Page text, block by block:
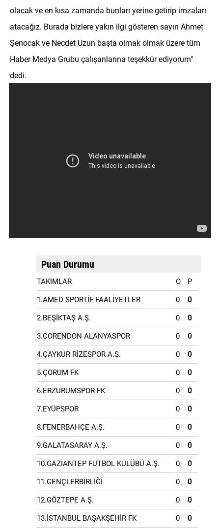
olacak ve en kısa zamanda bunları yerine getirip imzaları
atacağız. Burada bizlere yakın ilgi gösteren sayın Ahmet
Şenocak ve Necdet Uzun başta olmak olmak üzere tüm
Haber Medya Grubu çalışanlarına teşekkür ediyorum"
dedi.
Puan Durumu
TAKIMLAR O P
1.AMED SPORTİF FAALİYETLER 0 0
2.BEŞİKTAŞ A.Ş. 0 0
3.CORENDON ALANYASPOR 0 0
4.ÇAYKUR RİZESPOR A.Ş. 0 0
5.ÇORUM FK 0 0
6.ERZURUMSPOR FK 0 0
7.EYÜPSPOR 0 0
8.FENERBAHÇE A.Ş. 0 0
9.GALATASARAY A.Ş. 0 0
10.GAZİANTEP FUTBOL KULÜBÜ A.Ş. 0 0
11.GENÇLERBİRLİĞİ 0 0
12.GÖZTEPE A.Ş. 0 0
13.İSTANBUL BAŞAKŞEHİR FK 0 0